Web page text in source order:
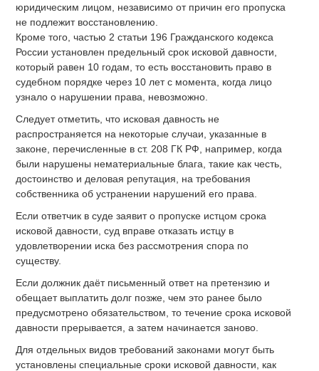
юридическим лицом, независимо от причин его пропуска
не подлежит восстановлению.
Кроме того, частью 2 статьи 196 Гражданского кодекса
России установлен предельный срок исковой давности,
который равен 10 годам, то есть восстановить право в
судебном порядке через 10 лет с момента, когда лицо
узнало о нарушении права, невозможно.
Следует отметить, что исковая давность не
распространяется на некоторые случаи, указанные в
законе, перечисленные в ст. 208 ГК РФ, например, когда
были нарушены нематериальные блага, такие как честь,
достоинство и деловая репутация, на требования
собственника об устранении нарушений его права.
Если ответчик в суде заявит о пропуске истцом срока
исковой давности, суд вправе отказать истцу в
удовлетворении иска без рассмотрения спора по
существу.
Если должник даёт письменный ответ на претензию и
обещает выплатить долг позже, чем это ранее было
предусмотрено обязательством, то течение срока исковой
давности прерывается, а затем начинается заново.
Для отдельных видов требований законами могут быть
установлены специальные сроки исковой давности, как